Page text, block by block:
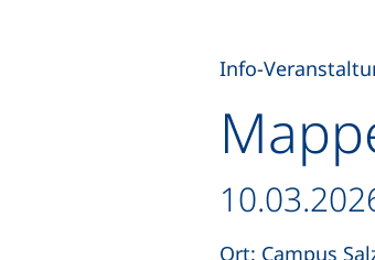
Info-
Datum /
Ort: Campus